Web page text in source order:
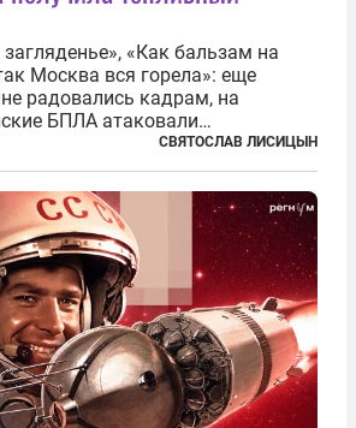
загляденье», «Как бальзам на
Москва вся горела»: еще
радовались кадрам, на
БПЛА атаковали
предприятия России. В
что в «эту игру можно
российские дроны только за...
СВЯТОСЛАВ ЛИСИЦЫН